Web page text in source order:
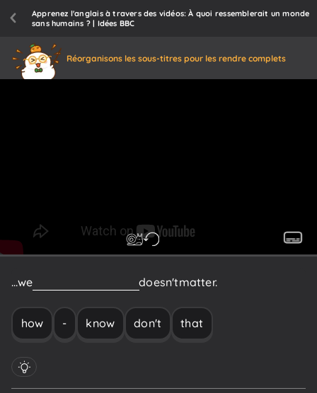
Apprenez l'anglais à travers des vidéos: À quoi ressemblerait un monde
sans humains ? | Idées BBC
Réorganisons les sous-titres pour les rendre complets
…we thatdoesn'tmatter.
how - know don't that